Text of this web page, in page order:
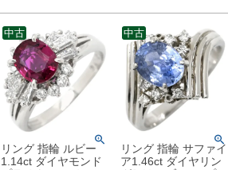
リング 指輪 ルビー
1.14ct ダイヤモンド
中古
リング 指輪 サファイ
ア1.46ct ダイヤリン
中古